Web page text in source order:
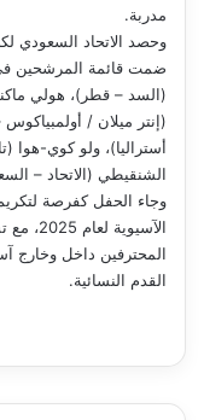
مدربة.
وحصد الاتحاد السعودي
ضمت قائمة المرشحين
(السد – قطر)، هولي
(إنتر ميلان /
أستراليا)، ولو كوي-هوا
الشنقيطي (الاتحاد –
وجاء الحفل كفرصة لتكريم
المحترفين داخل وخارج
القدم النسائية.